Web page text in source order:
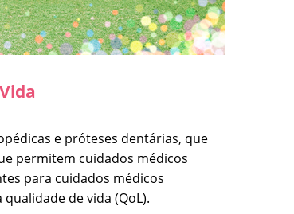
e próteses dentárias, que
permitem cuidados médicos
para cuidados médicos
de vida (QoL).